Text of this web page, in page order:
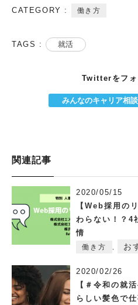
CATEGORY : 働き方
TAGS : 就活
Twitterをフォ
みんなのキャリア相
関連記事
2020/05/15
【Web採用の
わらない！？4
情
働き方 お
2020/02/26
【＃令和の就
らしい髪色で仕